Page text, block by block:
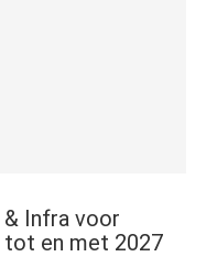
Infra voor
tot en met 2027